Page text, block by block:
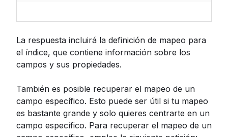
La respuesta incluirá la definición de mapeo para
el índice, que contiene información sobre los
campos y sus propiedades.
También es posible recuperar el mapeo de un
campo específico. Esto puede ser útil si tu mapeo
es bastante grande y solo quieres centrarte en un
campo específico. Para recuperar el mapeo de un